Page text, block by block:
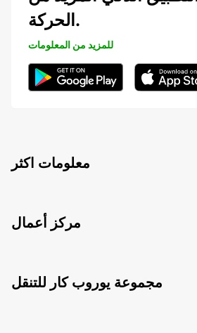
الحركة.
للمزيد من المعلومات
معلومات اكثر
مركز أعمال
مجموعة يوروب كار للتنقل